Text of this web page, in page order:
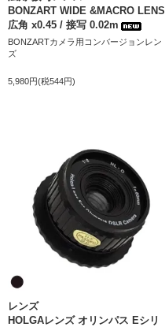
BONZART WIDE &MACRO LENS
広角 x0.45 / 接写 0.02m
BONZARTカメラ用コンバージョンレン
ズ
5,980円(税544円)
レンズ
HOLGAレンズ オリンパス Eシリ